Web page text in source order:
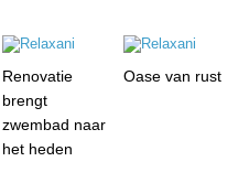
Renovatie
brengt
zwembad naar
het heden
Oase van rust